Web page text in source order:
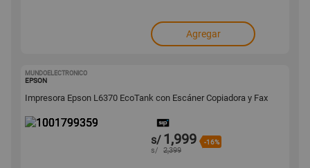
Agregar
MUNDOELECTRONICO
EPSON
Impresora Epson L6370 EcoTank con Escáner Copiadora y Fax
s/ 1,999 -16%
s/ 2,399